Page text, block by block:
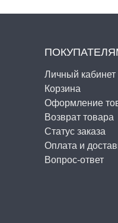
Личный кабинет
Корзина
Оформление
Возврат товара
Статус заказа
Оплата и
Вопрос-ответ